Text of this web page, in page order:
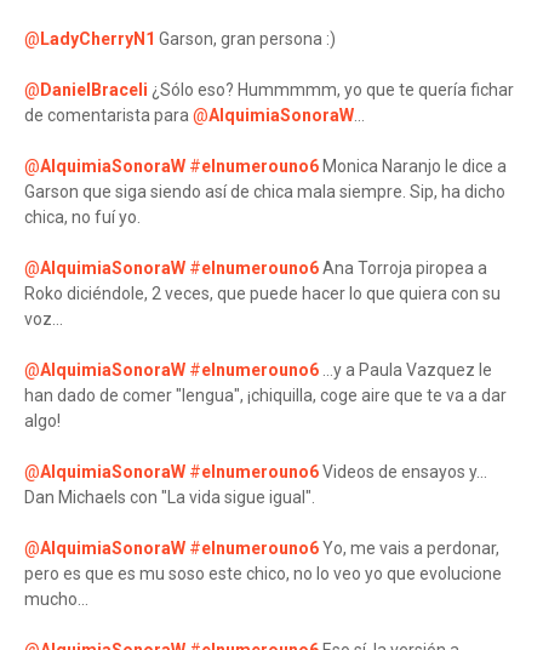
@ LadyCherryN1 Garson, gran persona :)
@ DanielBraceli ¿Sólo eso? Hummmmm, yo que te quería fichar
de comentarista para@AlquimiaSonoraW...
@AlquimiaSonoraW #elnumerouno6 Monica Naranjo le dice a
Garson que siga siendo así de chica mala siempre. Sip, ha dicho
chica, no fuí yo.
@AlquimiaSonoraW #elnumerouno6Ana Torroja piropea a
Roko diciéndole, 2 veces, que puede hacer lo que quiera con su
voz...
@AlquimiaSonoraW #elnumerouno6 ...y a Paula Vazquez le
han dado de comer "lengua", ¡chiquilla, coge aire que te va a dar
algo!
@AlquimiaSonoraW #elnumerouno6Videos de ensayos y...
Dan Michaels con "La vida sigue igual".
@AlquimiaSonoraW #elnumerouno6Yo, me vais a perdonar,
pero es que es mu soso este chico, no lo veo yo que evolucione
mucho...